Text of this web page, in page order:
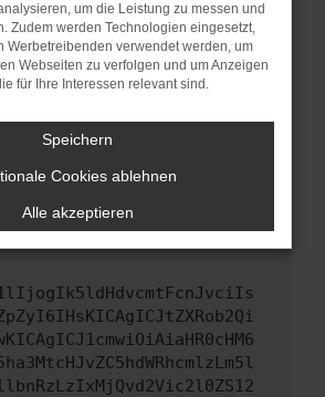
birgt nicht nur ein
sondern kann auch dazu
bestimmte Funktionen nicht mehr
an den Webseitenbetreiber.
oben genannten Schritte versucht
uns bitte. Wir werden
Problem zu beheben. Du kannst
schicken, um uns bei der
um die Leistung zu messen und
Zudem werden Technologien eingesetzt,
Werbetreibenden verwendet werden, um
Webseiten zu verfolgen und um Anzeigen
für Ihre Interessen relevant sind.
Speichern
Cookies ablehnen
Alle akzeptieren